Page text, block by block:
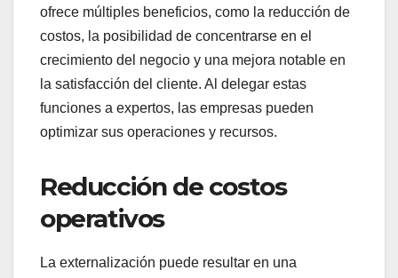
ofrece múltiples beneficios, como la reducción de
costos, la posibilidad de concentrarse en el
crecimiento del negocio y una mejora notable en
la satisfacción del cliente. Al delegar estas
funciones a expertos, las empresas pueden
optimizar sus operaciones y recursos.
Reducción de costos
operativos
La externalización puede resultar en una